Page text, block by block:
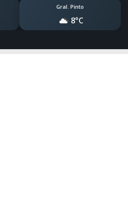
Gral. Pinto
8°C